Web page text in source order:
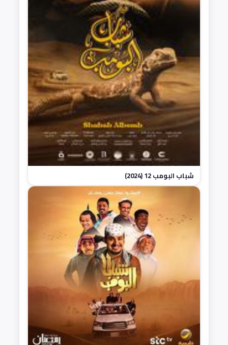
شباب البومب 12 (2024)